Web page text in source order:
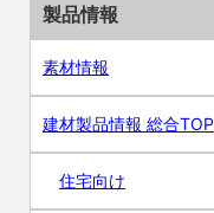
製品情報
素材情報
建材製品情報 総合TOP
住宅向け